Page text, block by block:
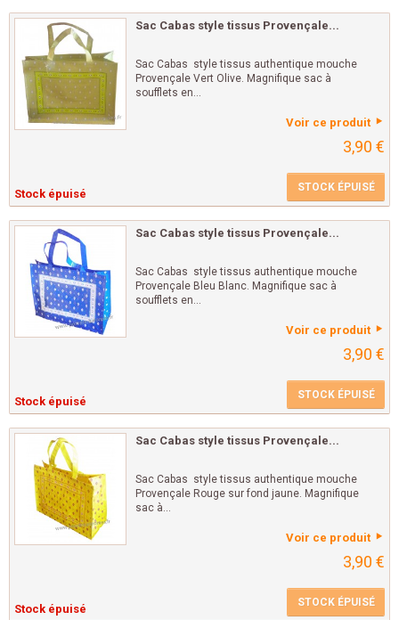
Sac Cabas style tissus Provençale...
Sac Cabas style tissus authentique mouche
Provençale Vert Olive. Magnifique sac à
soufflets en...
Voir ce produit
3,90 €
Stock épuisé STOCK ÉPUISÉ
Sac Cabas style tissus Provençale...
Sac Cabas style tissus authentique mouche
Provençale Bleu Blanc. Magnifique sac à
soufflets en...
Voir ce produit
3,90 €
Stock épuisé STOCK ÉPUISÉ
Sac Cabas style tissus Provençale...
Sac Cabas style tissus authentique mouche
Provençale Rouge sur fond jaune. Magnifique
sac à...
Voir ce produit
3,90 €
Stock épuisé STOCK ÉPUISÉ